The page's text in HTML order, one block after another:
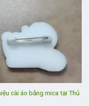
cài áo bằng mica tại Thủ